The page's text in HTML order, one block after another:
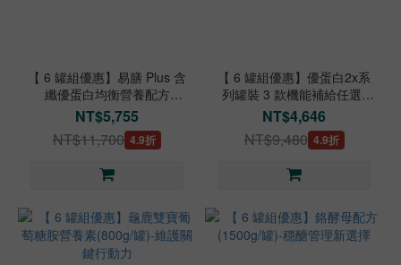
【 6 罐組優惠】易膳 Plus 含
纖優蛋白均衡營養配方
(900g/罐)-衛福部核可特殊營
養食品
NT$5,755
NT$11,700 4.9折
【 6 罐組優惠】優蛋白2x系
列罐裝 3 款機能補給任選-
2x/好眠/關鍵
NT$4,646
NT$9,480 4.9折